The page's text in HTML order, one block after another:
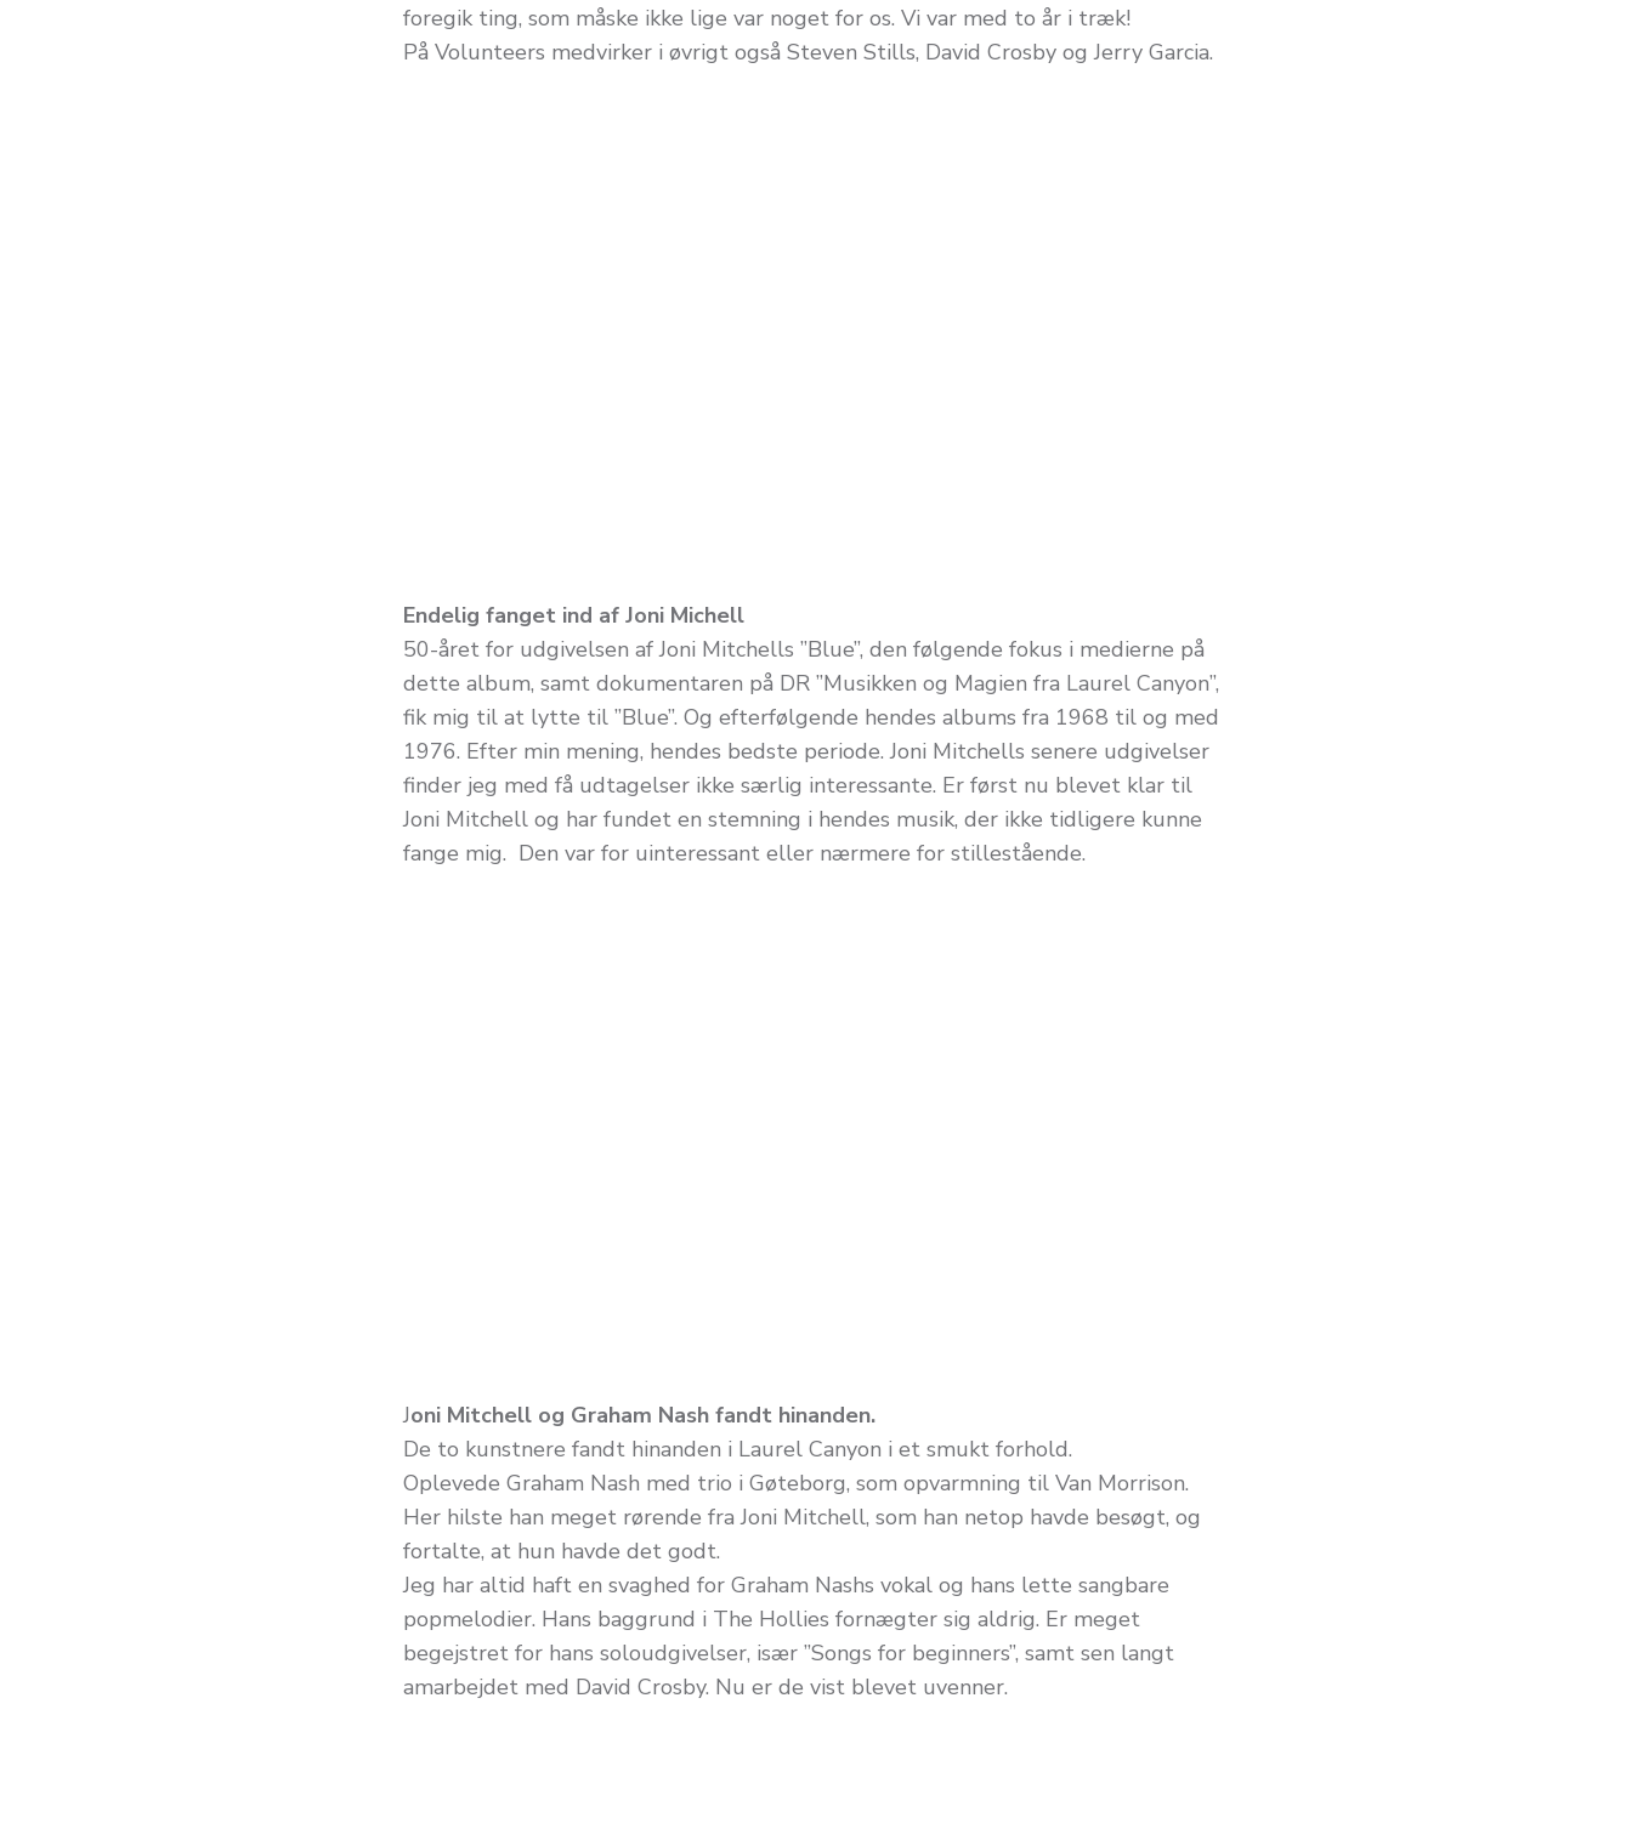
foregik ting, som måske ikke lige var noget for os. Vi var med to år i træk!
På Volunteers medvirker i øvrigt også Steven Stills, David Crosby og Jerry Garcia.
Endelig fanget ind af Joni Michell
50-året for udgivelsen af Joni Mitchells ”Blue”, den følgende fokus i medierne på
dette album, samt dokumentaren på DR ”Musikken og Magien fra Laurel Canyon”,
fik mig til at lytte til ”Blue”. Og efterfølgende hendes albums fra 1968 til og med
1976. Efter min mening, hendes bedste periode. Joni Mitchells senere udgivelser
finder jeg med få udtagelser ikke særlig interessante. Er først nu blevet klar til
Joni Mitchell og har fundet en stemning i hendes musik, der ikke tidligere kunne
fange mig. Den var for uinteressant eller nærmere for stillestående.
Joni Mitchell og Graham Nash fandt hinanden.
De to kunstnere fandt hinanden i Laurel Canyon i et smukt forhold.
Oplevede Graham Nash med trio i Gøteborg, som opvarmning til Van Morrison.
Her hilste han meget rørende fra Joni Mitchell, som han netop havde besøgt, og
fortalte, at hun havde det godt.
Jeg har altid haft en svaghed for Graham Nashs vokal og hans lette sangbare
popmelodier. Hans baggrund i The Hollies fornægter sig aldrig. Er meget
begejstret for hans soloudgivelser, især ”Songs for beginners”, samt sen langt
amarbejdet med David Crosby. Nu er de vist blevet uvenner.